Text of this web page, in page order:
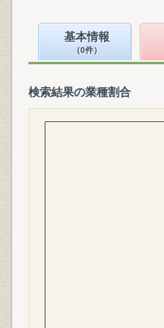
基本情報
（0件）
検索結果の業種割合